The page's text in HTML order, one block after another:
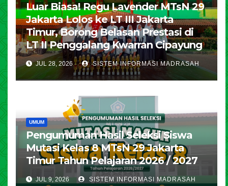
Luar Biasa! Regu Lavender MTsN 29
Jakarta Lolos ke LT III Jakarta
Timur, Borong Belasan Prestasi di
LT II Penggalang Kwarran Cipayung
JUL 28, 2026 SISTEM INFORMASI MADRASAH
UMUM
Pengumuman Hasil Seleksi Siswa
Mutasi Kelas 8 MTsN 29 Jakarta
Timur Tahun Pelajaran 2026 / 2027
JUL 9, 2026 SISTEM INFORMASI MADRASAH